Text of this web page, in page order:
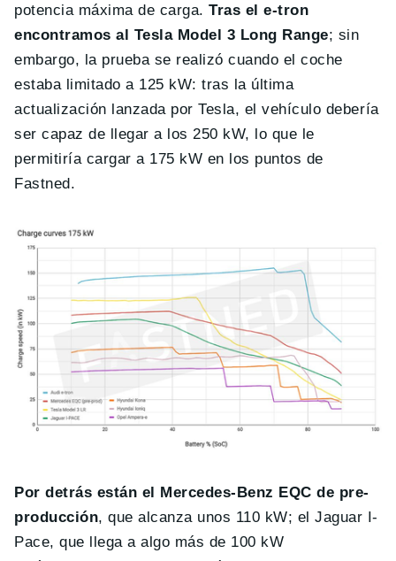
potencia máxima de carga.Tras el e-tron
encontramos al Tesla Model 3 Long Range; sin
embargo, la prueba se realizó cuando el coche
estaba limitado a 125 kW: tras la última
actualización lanzada por Tesla, el vehículo debería
ser capaz de llegar a los 250 kW, lo que le
permitiría cargar a 175 kW en los puntos de
Fastned.
Por detrás están el Mercedes-Benz EQC de pre-
producción, que alcanza unos 110 kW; el Jaguar I-
Pace, que llega a algo más de 100 kW